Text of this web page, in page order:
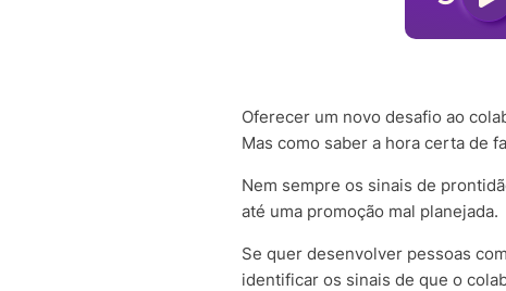
Oferecer um novo desafio ao
Mas como saber a hora certa de
Nem sempre os sinais de
até uma promoção mal planejada.
Se quer desenvolver pessoas
identificar os sinais de que o